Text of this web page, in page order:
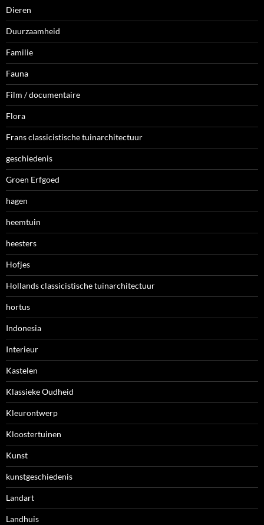
Dieren
Duurzaamheid
Familie
Fauna
Film / documentaire
Flora
Frans classicistische tuinarchitectuur
geschiedenis
Groen Erfgoed
hagen
heemtuin
heesters
Hofjes
Hollands classicistische tuinarchitectuur
hortus
Indonesia
Interieur
Kastelen
Klassieke Oudheid
Kleurontwerp
Kloostertuinen
Kunst
kunstgeschiedenis
Landart
Landhuis